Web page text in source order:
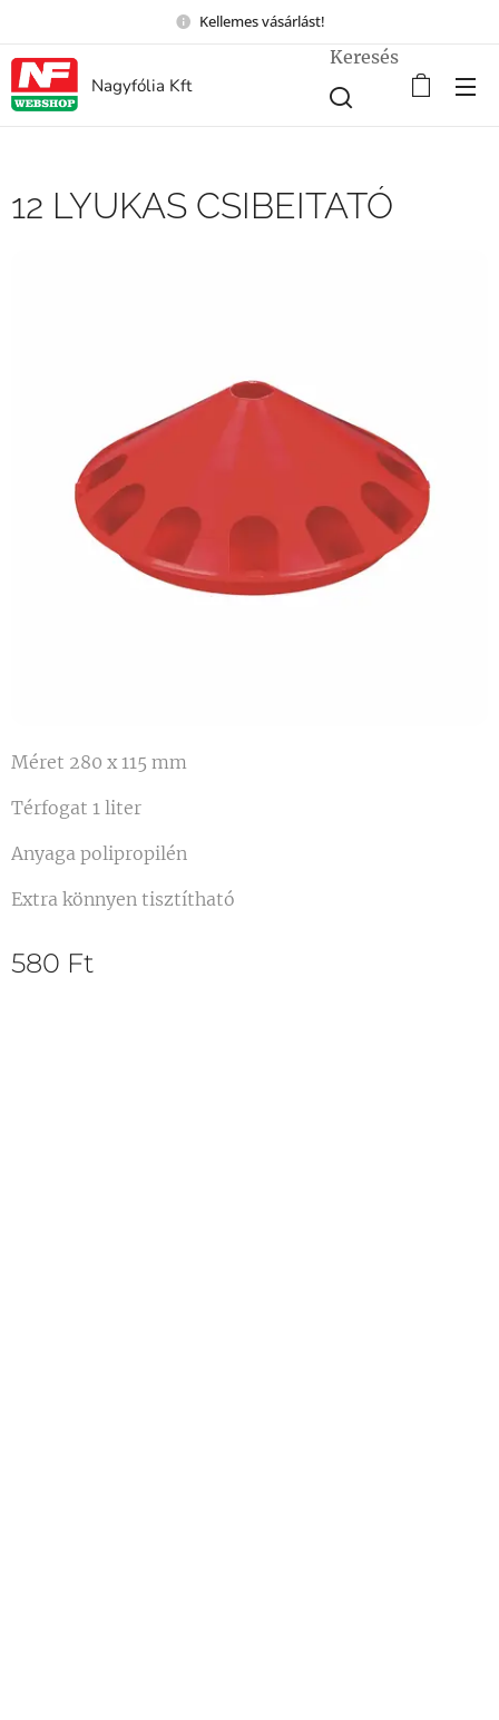
Kellemes vásárlást!
Nagyfólia Kft
Keresés
12 LYUKAS CSIBEITATÓ
Méret 280 x 115 mm
Térfogat 1 liter
Anyaga polipropilén
Extra könnyen tisztítható
580 Ft